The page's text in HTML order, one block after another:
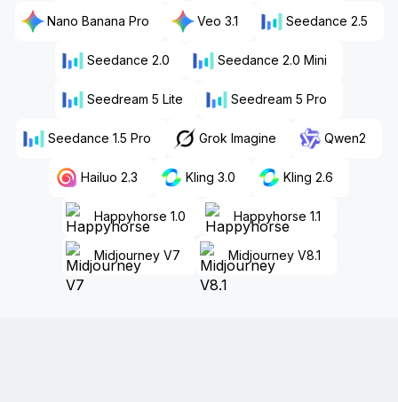
Nano Banana Pro Veo 3.1 Seedance 2.5
Seedance 2.0 Seedance 2.0 Mini
Seedream 5 Lite Seedream 5 Pro
Seedance 1.5 Pro Grok Imagine Qwen2
Hailuo 2.3 Kling 3.0 Kling 2.6
Happyhorse 1.0 Happyhorse 1.1
Midjourney V7 Midjourney V8.1